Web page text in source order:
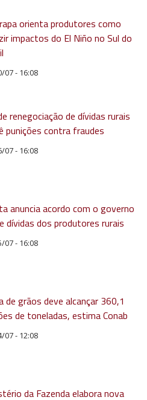
orienta produtores como
impactos do El Niño no Sul do
07 - 16:08
renegociação de dívidas rurais
punições contra fraudes
07 - 16:08
anuncia acordo com o governo
dívidas dos produtores rurais
07 - 16:08
de grãos deve alcançar 360,1
de toneladas, estima Conab
07 - 12:08
da Fazenda elabora nova